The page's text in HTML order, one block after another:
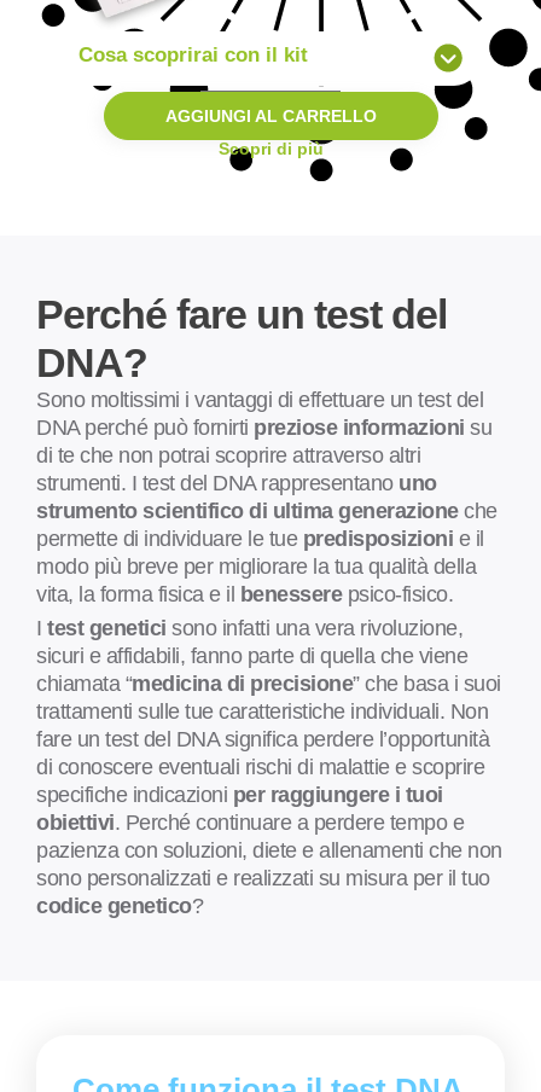
Cosa scoprirai con il kit
Tutte le informazioni del Kit Salute
Dieta altamente personalizzata:
DNA
Con consigli integrativi altamente
funzionali
AGGIUNGI AL CARRELLO
Scopri di più
Perché fare un test del
DNA?
Sono moltissimi i vantaggi di effettuare un test del
DNA perché può fornirti preziose informazioni su
di te che non potrai scoprire attraverso altri
strumenti. I test del DNA rappresentano uno
strumento scientifico di ultima generazioneche
permette di individuare le tue predisposizioni e il
modo più breve per migliorare la tua qualità della
vita, la forma fisica e il benesserepsico-fisico.
I test genetici sono infatti una vera rivoluzione,
sicuri e affidabili, fanno parte di quella che viene
chiamata “medicina di precisione” che basa i suoi
trattamenti sulle tue caratteristiche individuali. Non
fare un test del DNA significa perdere l’opportunità
di conoscere eventuali rischi di malattie e scoprire
specifiche indicazioni per raggiungere i tuoi
obiettivi. Perché continuare a perdere tempo e
pazienza con soluzioni, diete e allenamenti che non
sono personalizzati e realizzati su misura per il tuo
codice genetico?